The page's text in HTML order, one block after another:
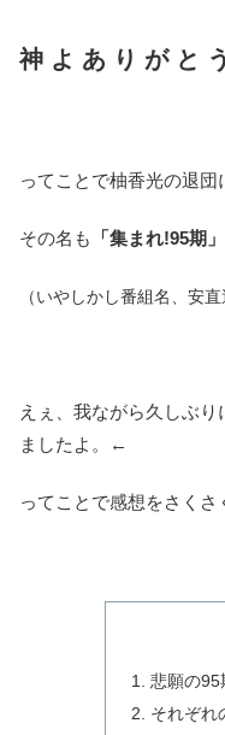
神 よ あ り が と
ってことで柚香光の退団
その名も 「集まれ!95期」
（いやしかし番組名、安
えぇ、我ながら久しぶ
ましたよ。←
ってことで感想をさくさ
悲願の95
それぞれ